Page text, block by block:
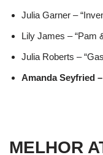
Julia Garner –
Lily James – “Pam
Julia Roberts –
Amanda Seyfried
MELHOR